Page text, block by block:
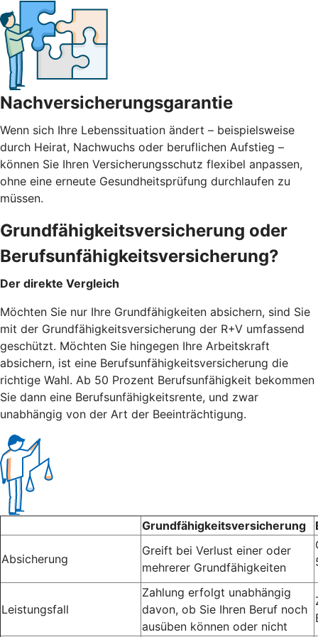
Nachversicherungsgarantie
Wenn sich Ihre Lebenssituation ändert – beispielsweise
durch Heirat, Nachwuchs oder beruflichen Aufstieg –
können Sie Ihren Versicherungsschutz flexibel anpassen,
ohne eine erneute Gesundheitsprüfung durchlaufen zu
müssen.
Grundfähigkeitsversicherung oder
Berufsunfähigkeitsversicherung?
Der direkte Vergleich
Möchten Sie nur Ihre Grundfähigkeiten absichern, sind Sie
mit der Grundfähigkeitsversicherung der R+V umfassend
geschützt. Möchten Sie hingegen Ihre Arbeitskraft
absichern, ist eine Berufsunfähigkeitsversicherung die
richtige Wahl. Ab 50 Prozent Berufsunfähigkeit bekommen
Sie dann eine Berufsunfähigkeitsrente, und zwar
unabhängig von der Art der Beeinträchtigung.
Grundfähigkeitsversicherung
Absicherung
Greift bei Verlust einer oder
mehrerer Grundfähigkeiten
Leistungsfall
Zahlung erfolgt unabhängig
davon, ob Sie Ihren Beruf noch
ausüben können oder nicht